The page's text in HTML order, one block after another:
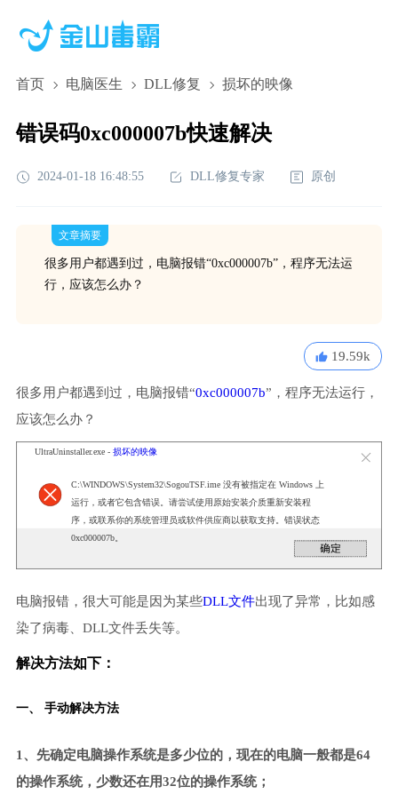
首页 电脑医生 DLL修复 损坏的映像
错误码0xc000007b快速解决
2024-01-18 16:48:55 DLL修复专家 原创
文章摘要
很多用户都遇到过，电脑报错“0xc000007b”，程序无法运
行，应该怎么办？
19.59k
很多用户都遇到过，电脑报错“0xc000007b”，程序无法运行，
应该怎么办？
UltraUninstaller.exe - 损坏的映像
C:\WINDOWS\System32\SogouTSF.ime 没有被指定在 Windows 上
运行，或者它包含错误。请尝试使用原始安装介质重新安装程
序，或联系你的系统管理员或软件供应商以获取支持。错误状态
0xc000007b。
电脑报错，很大可能是因为某些DLL文件出现了异常，比如感
染了病毒、DLL文件丢失等。
解决方法如下：
一、 手动解决方法
1、先确定电脑操作系统是多少位的，现在的电脑一般都是64
的操作系统，少数还在用32位的操作系统；